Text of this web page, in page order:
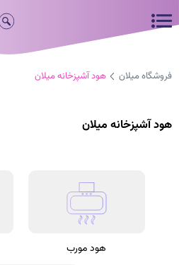
فروشگاه میلان هود آشپزخانه میلان
هود آشپزخانه میلان
هود مورب